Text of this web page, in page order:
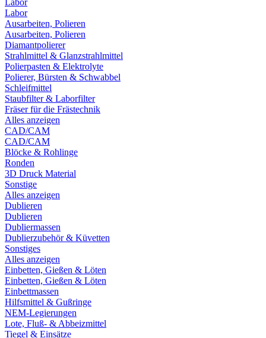
Labor
Labor
Ausarbeiten, Polieren
Ausarbeiten, Polieren
Diamantpolierer
Strahlmittel & Glanzstrahlmittel
Polierpasten & Elektrolyte
Polierer, Bürsten & Schwabbel
Schleifmittel
Staubfilter & Laborfilter
Fräser für die Frästechnik
Alles anzeigen
CAD/CAM
CAD/CAM
Blöcke & Rohlinge
Ronden
3D Druck Material
Sonstige
Alles anzeigen
Dublieren
Dublieren
Dubliermassen
Dublierzubehör & Küvetten
Sonstiges
Alles anzeigen
Einbetten, Gießen & Löten
Einbetten, Gießen & Löten
Einbettmassen
Hilfsmittel & Gußringe
NEM-Legierungen
Lote, Fluß- & Abbeizmittel
Tiegel & Einsätze